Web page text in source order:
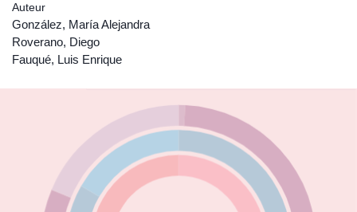
Auteur
González, María Alejandra
Roverano, Diego
Fauqué, Luis Enrique